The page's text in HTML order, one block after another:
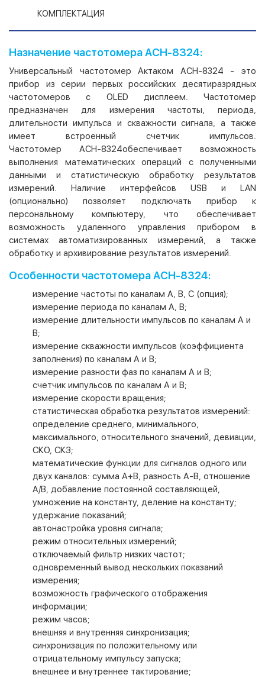
КОМПЛЕКТАЦИЯ
Назначение частотомера АСН-8324:
Универсальный частотомер Актаком АСН-8324 - это
прибор из серии первых российских десятиразрядных
частотомеров с OLED дисплеем. Частотомер
предназначен для измерения частоты, периода,
длительности импульса и скважности сигнала, а также
имеет встроенный счетчик импульсов.
Частотомер АСН-8324обеспечивает возможность
выполнения математических операций с полученными
данными и статистическую обработку результатов
измерений. Наличие интерфейсов USB и LAN
(опционально) позволяет подключать прибор к
персональному компьютеру, что обеспечивает
возможность удаленного управления прибором в
системах автоматизированных измерений, а также
обработку и архивирование результатов измерений.
Особенности частотомера АСН-8324:
измерение частоты по каналам А, B, С (опция);
измерение периода по каналам А, B;
измерение длительности импульсов по каналам А и
В;
измерение скважности импульсов (коэффициента
заполнения) по каналам А и В;
измерение разности фаз по каналам А и B;
счетчик импульсов по каналам А и B;
измерение скорости вращения;
статистическая обработка результатов измерений:
определение среднего, минимального,
максимального, относительного значений, девиации,
СКО, СКЗ;
математические функции для сигналов одного или
двух каналов: сумма А+В, разность А-В, отношение
А/В, добавление постоянной составляющей,
умножение на константу, деление на константу;
удержание показаний;
автонастройка уровня сигнала;
режим относительных измерений;
отключаемый фильтр низких частот;
одновременный вывод нескольких показаний
измерения;
возможность графического отображения
информации;
режим часов;
внешняя и внутренняя синхронизация;
синхронизация по положительному или
отрицательному импульсу запуска;
внешнее и внутреннее тактирование;